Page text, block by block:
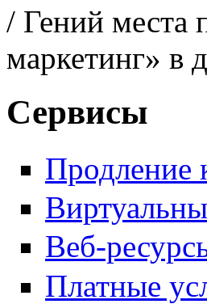
/ Гений места
маркетинг» в
Сервисы
Продление
Веб-
Платные